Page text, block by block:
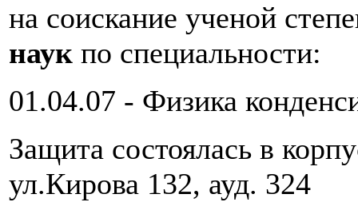
на соискание ученой
наук по специальности:
01.04.07 - Физика
Защита состоялась в
ул.Кирова 132, ауд. 324